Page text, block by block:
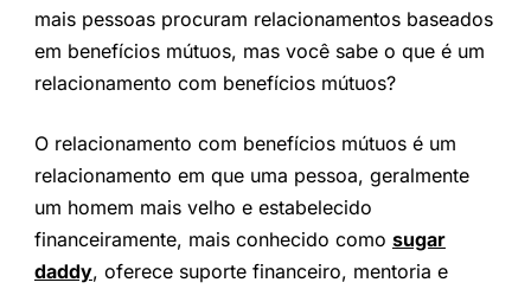
mais pessoas procuram relacionamentos baseados
em benefícios mútuos, mas você sabe o que é um
relacionamento com benefícios mútuos?
O relacionamento com benefícios mútuos é um
relacionamento em que uma pessoa, geralmente
um homem mais velho e estabelecido
financeiramente, mais conhecido como sugar
daddy, oferece suporte financeiro, mentoria e